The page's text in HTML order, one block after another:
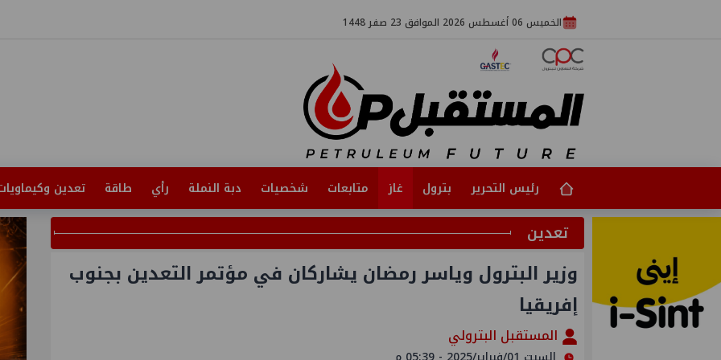
الخميس 06 أغسطس 2026 الموافق 23 صفر 1448
رئيس التحرير بترول غاز متابعات شخصيات دبة النملة رأي طاقة تعدين
تعدين
وزير البترول وياسر رمضان يشاركان في مؤتمر التعدين بجنوب
إفريقيا
المستقبل البترولي